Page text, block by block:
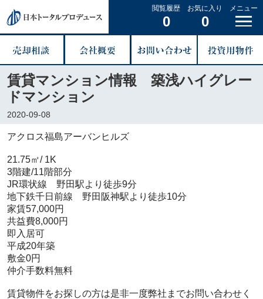
閲覧履歴
0
お気に入り
0
メニュー
賃貸マンション情報 築浅ハイグレー
ドマンション
2020-09-08
アクロス福島アーバンヒルズ
21.75㎡/ 1K
3階建/11階部分
JR環状線 野田駅より徒歩9分
地下鉄千日前線 野田阪神駅より徒歩10分
家賃57,000円
共益費8,000円
即入居可
平成20年築
敷金0円
仲介手数料無料
賃貸物件をお探しの方は是非一度弊社までお問い合わせく